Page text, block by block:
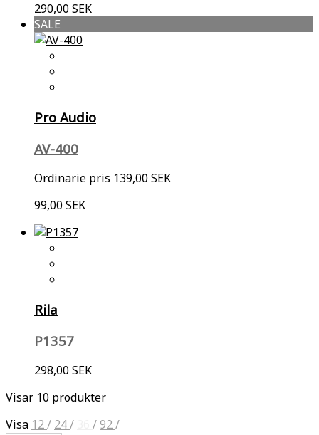
290,00 SEK
SALE
Pro Audio
AV-400
Ordinarie pris 139,00 SEK
99,00 SEK
Rila
P1357
298,00 SEK
Visar 10 produkter
Visa 12/ 24/ /92/